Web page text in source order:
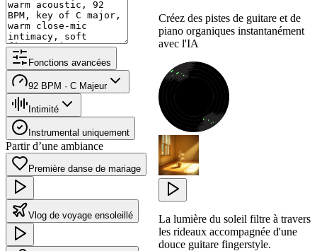
Fonctions avancées
92 BPM · C Majeur
Intimité
Instrumental uniquement
Partir d’une ambiance
Première danse de mariage
Vlog de voyage ensoleillé
Créez des pistes de guitare et de
piano organiques instantanément
avec l'IA
La lumière du soleil filtre à travers
les rideaux accompagnée d'une
douce guitare fingerstyle.